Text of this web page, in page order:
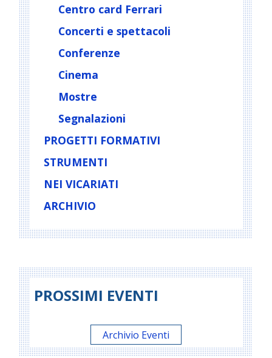
Centro card Ferrari
Concerti e spettacoli
Conferenze
Cinema
Mostre
Segnalazioni
PROGETTI FORMATIVI
STRUMENTI
NEI VICARIATI
ARCHIVIO
PROSSIMI EVENTI
Archivio Eventi